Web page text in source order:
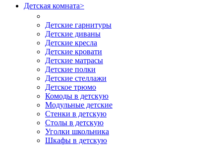
Детская комната>
Детские гарнитуры
Детские диваны
Детские кресла
Детские кровати
Детские матрасы
Детские полки
Детские стеллажи
Детское трюмо
Комоды в детскую
Модульные детские
Стенки в детскую
Столы в детскую
Уголки школьника
Шкафы в детскую